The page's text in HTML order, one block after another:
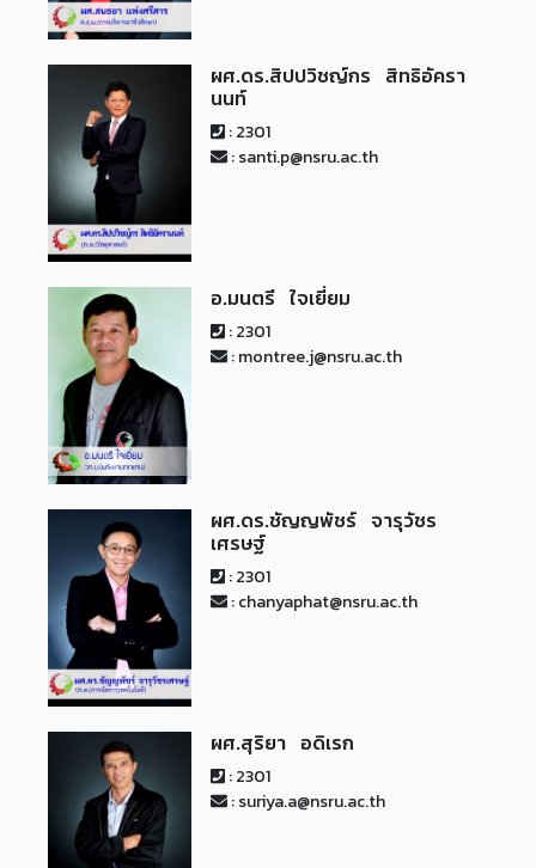
ผศ.ดร.สิปปวิชญ์กร สิทธิอัครา
นนท์
: 2301
: santi.p@nsru.ac.th
อ.มนตรี ใจเยี่ยม
: 2301
: montree.j@nsru.ac.th
ผศ.ดร.ชัญญพัชร์ จารุวัชร
เศรษฐ์
: 2301
: chanyaphat@nsru.ac.th
ผศ.สุริยา อดิเรก
: 2301
: suriya.a@nsru.ac.th